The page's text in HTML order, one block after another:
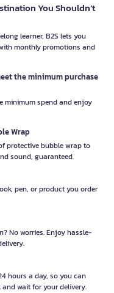
You Shouldn’t
learner, B2S lets you
monthly promotions and
the minimum purchase
minimum spend and enjoy
Wrap
protective bubble wrap to
sound, guaranteed.
pen, or product you order
No worries. Enjoy hassle-
hours a day, so you can
wait for your delivery.